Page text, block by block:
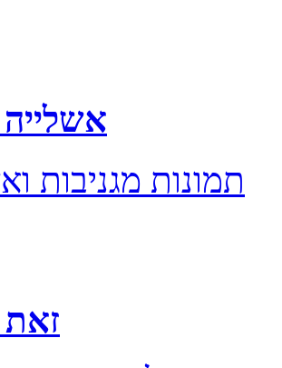
אשלייה
תמונות מגניבות